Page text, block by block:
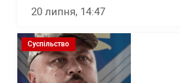
20 липня, 14:47
Суспільство